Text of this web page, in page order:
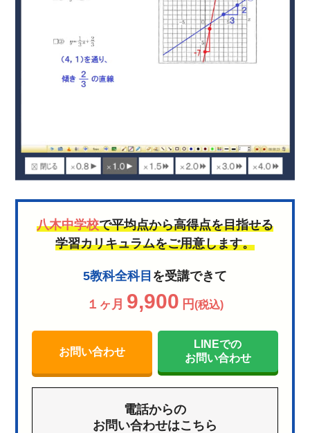
八木中学校で平均点から高得点を目指せる
学習カリキュラムをご用意します。
5教科全科目 を受講できて
１ヶ月 9,900 円(税込)
お問い合わせ
LINEでの
お問い合わせ
電話からの
お問い合わせはこちら